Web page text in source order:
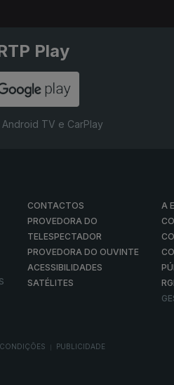
era ali que pertencia e hoje é
é designer, faz vozes e é...